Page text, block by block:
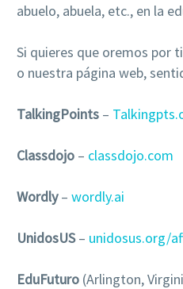
abuelo, abuela, etc., en la
Si quieres que oremos por
o nuestra página web,
TalkingPoints –
Classdojo – classdojo.com
Wordly– wordly.ai
UnidosUS– unidosus.org/
EduFuturo (Arlington,